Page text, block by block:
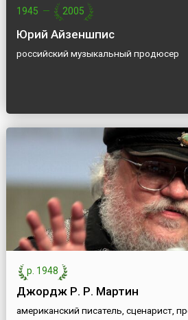
1945 — 2005
Юрий Айзеншпис
российский музыкальный продюсер
р. 1948
Джордж Р. Р. Мартин
американский писатель, сценарист,